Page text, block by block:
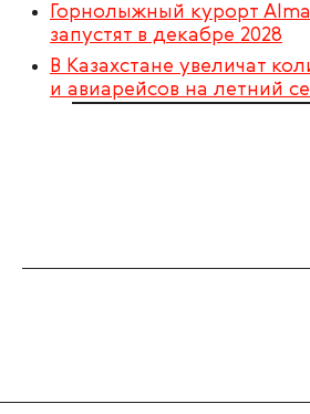
Горнолыжный курорт
запустят в декабре 2028
В Казахстане увеличат
и авиарейсов на летний